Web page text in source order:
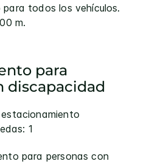
todos los vehículos.
m.
para
discapacidad
1
para personas con